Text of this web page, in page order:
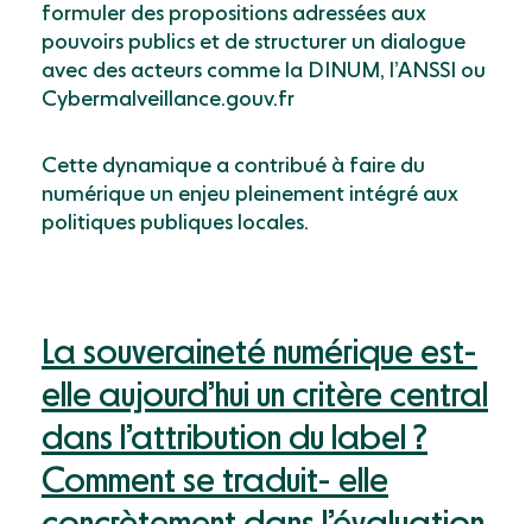
formuler des propositions adressées aux
pouvoirs publics et de structurer un dialogue
avec des acteurs comme la DINUM, l’ANSSI ou
Cybermalveillance.gouv.fr
Cette dynamique a contribué à faire du
numérique un enjeu pleinement intégré aux
politiques publiques locales.
La souveraineté numérique est-
elle aujourd’hui un critère central
dans l’attribution du label ?
Comment se traduit- elle